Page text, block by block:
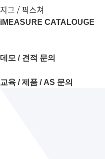
지그 / 픽스쳐
iMEASURE CATALOUGE
데모 / 견적 문의
교육 / 제품 / AS 문의